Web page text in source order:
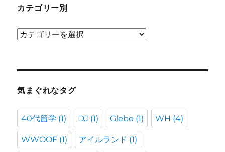
カテゴリー別
カ
ー
気まぐれなタグ
40代留学 (1) DJ (1) Glebe (1) WH (4)
WWOOF (1) アイルランド (1)